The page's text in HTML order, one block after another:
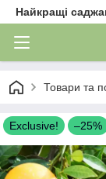
Найкращі
Товари та
Exclusive! –25%